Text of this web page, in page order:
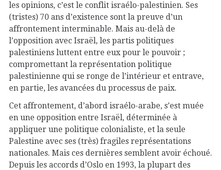
les opinions, c’est le conflit israélo-palestinien. Ses
(tristes) 70 ans d’existence sont la preuve d’un
affrontement interminable. Mais au-delà de
l’opposition avec Israël, les partis politiques
palestiniens luttent entre eux pour le pouvoir ;
compromettant la représentation politique
palestinienne qui se ronge de l’intérieur et entrave,
en partie, les avancées du processus de paix.
Cet affrontement, d’abord israélo-arabe, s’est muée
en une opposition entre Israël, déterminée à
appliquer une politique colonialiste, et la seule
Palestine avec ses (très) fragiles représentations
nationales. Mais ces dernières semblent avoir échoué.
Depuis les accords d’Oslo en 1993, la plupart des